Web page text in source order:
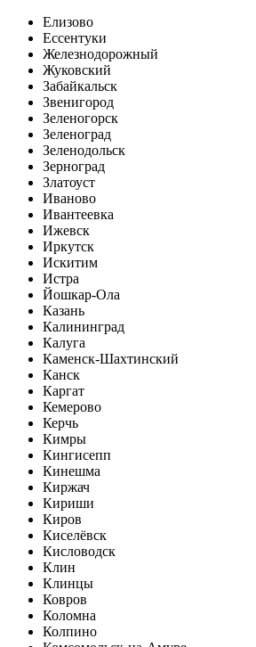
Елизово
Ессентуки
Железнодорожный
Жуковский
Забайкальск
Звенигород
Зеленогорск
Зеленоград
Зеленодольск
Зерноград
Златоуст
Иваново
Ивантеевка
Ижевск
Иркутск
Искитим
Истра
Йошкар-Ола
Казань
Калининград
Калуга
Каменск-Шахтинский
Канск
Каргат
Кемерово
Керчь
Кимры
Кингисепп
Кинешма
Киржач
Кириши
Киров
Киселёвск
Кисловодск
Клин
Клинцы
Ковров
Коломна
Колпино